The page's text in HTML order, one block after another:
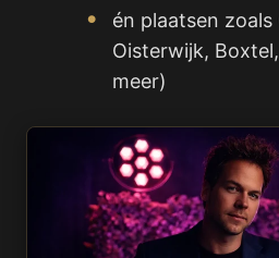
én plaatsen
Oisterwijk,
meer)